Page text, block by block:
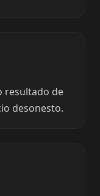
resultado de
desonesto.